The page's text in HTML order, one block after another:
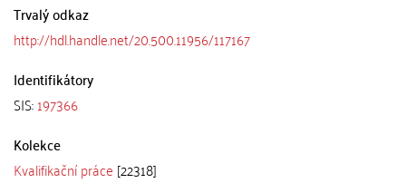
Trvalý odkaz
http://hdl.handle.net/20.500.11956/117167
Identifikátory
SIS:197366
Kolekce
Kvalifikační práce [22318]